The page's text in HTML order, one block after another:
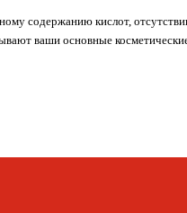
содержанию кислот,
ваши основные